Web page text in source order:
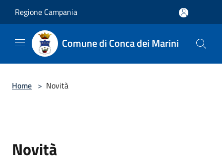
Regione Campania
Comune di Conca dei Marini
Home > Novità
Novità